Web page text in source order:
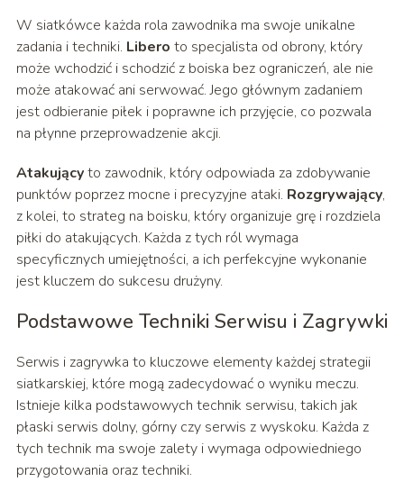
W siatkówce każda rola zawodnika ma swoje unikalne
zadania i techniki. Libero to specjalista od obrony, który
może wchodzić i schodzić z boiska bez ograniczeń, ale nie
może atakować ani serwować. Jego głównym zadaniem
jest odbieranie piłek i poprawne ich przyjęcie, co pozwala
na płynne przeprowadzenie akcji.
Atakującyto zawodnik, który odpowiada za zdobywanie
punktów poprzez mocne i precyzyjne ataki. Rozgrywający,
z kolei, to strateg na boisku, który organizuje grę i rozdziela
piłki do atakujących. Każda z tych ról wymaga
specyficznych umiejętności, a ich perfekcyjne wykonanie
jest kluczem do sukcesu drużyny.
Podstawowe Techniki Serwisu i Zagrywki
Serwis i zagrywka to kluczowe elementy każdej strategii
siatkarskiej, które mogą zadecydować o wyniku meczu.
Istnieje kilka podstawowych technik serwisu, takich jak
płaski serwis dolny, górny czy serwis z wyskoku. Każda z
tych technik ma swoje zalety i wymaga odpowiedniego
przygotowania oraz techniki.